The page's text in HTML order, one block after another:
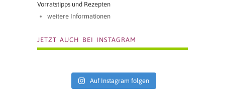
Vorratstipps und Rezepten
weitere Informationen
JETZT AUCH BEI INSTAGRAM
Auf Instagram folgen